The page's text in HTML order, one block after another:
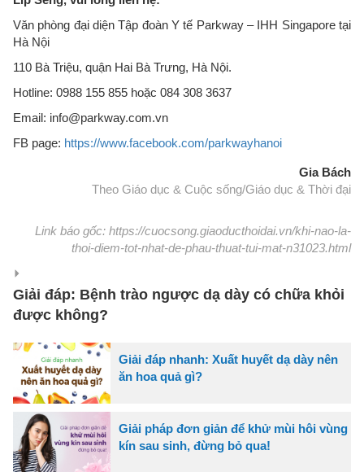
Văn phòng đại diện Tập đoàn Y tế Parkway – IHH Singapore tại
Hà Nội
110 Bà Triệu, quận Hai Bà Trưng, Hà Nội.
Hotline: 0988 155 855 hoặc 084 308 3637
Email: info@parkway.com.vn
FB page: https://www.facebook.com/parkwayhanoi
Gia Bách
Theo Giáo dục & Cuộc sống/Giáo dục & Thời đại
Link báo gốc: https://cuocsong.giaoducthoidai.vn/khi-nao-la-
thoi-diem-tot-nhat-de-phau-thuat-tui-mat-n31023.html
Giải đáp: Bệnh trào ngược dạ dày có chữa khỏi
được không?
Giải đáp nhanh: Xuất huyết dạ dày nên
ăn hoa quả gì?
Giải pháp đơn giản để khử mùi hôi vùng
kín sau sinh, đừng bỏ qua!